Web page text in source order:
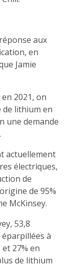
aux
en
Jamie
2021, on
de lithium en
une demande
actuellement
électriques,
de
de 95%
McKinsey.
53,8
à
27% en
de lithium